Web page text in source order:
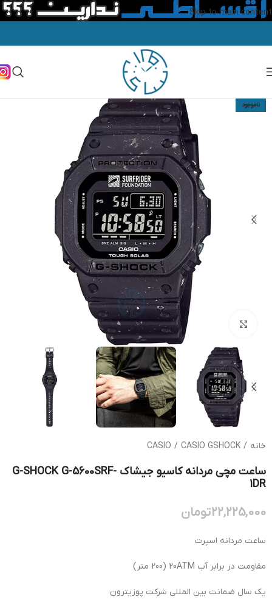
Skip to main content
ناموجود
بزرگنمایی تصویر
خانه /
CASIO / CASIO GSHOCK
ساعت مچی مردانه کاسیو جیشاک G-SHOCK G-5600SRF-
1DR
22,225,000تومان
ساعت مردانه اسپرت
مقاومت در برابر آب 20ATM (200 متر)
یک سال ضمانت بین المللی شرکت پوزیترون